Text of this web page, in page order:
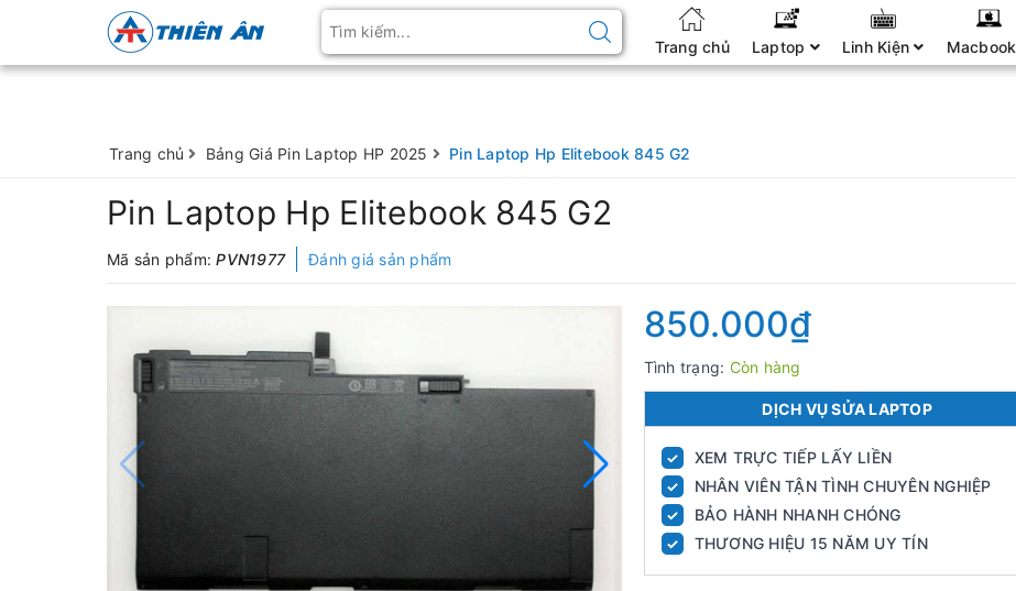
Trang chủ Laptop Linh Kiện Macbook
Trang chủ Bảng Giá Pin Laptop HP 2025 Pin Laptop Hp Elitebook 845 G2
Pin Laptop Hp Elitebook 845 G2
Mã sản phẩm:PVN1977 Đánh giá sản phẩm
850.000₫
Tình trạng: Còn hàng
DỊCH VỤ SỬA LAPTOP
✓ XEM TRỰC TIẾP LẤY LIỀN
✓ NHÂN VIÊN TẬN TÌNH CHUYÊN NGHIỆP
✓ BẢO HÀNH NHANH CHÓNG
✓ THƯƠNG HIỆU 15 NĂM UY TÍN